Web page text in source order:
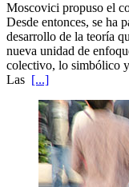
Moscovici propuso el
Desde entonces, se ha
desarrollo de la teoría
nueva unidad de
colectivo, lo simbólico
Las [...]